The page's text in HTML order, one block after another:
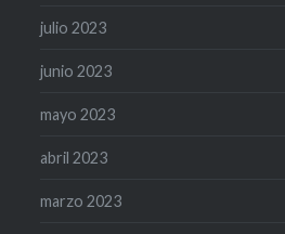
julio 2023
junio 2023
mayo 2023
abril 2023
marzo 2023